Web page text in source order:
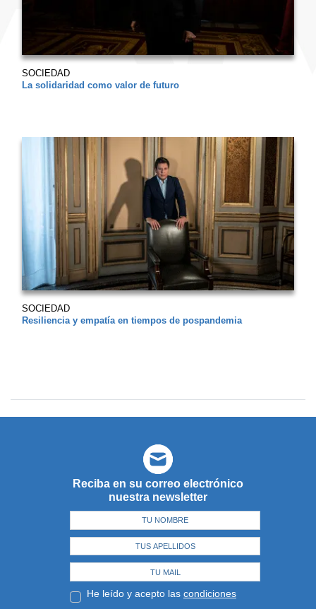
SOCIEDAD
La solidaridad como valor de futuro
SOCIEDAD
Resiliencia y empatía en tiempos de pospandemia
Reciba en su correo electrónico
nuestra newsletter
He leído y acepto las condiciones